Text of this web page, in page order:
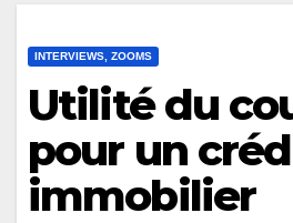
INTERVIEWS, ZOOMS
Utilité du
pour un
immobilier